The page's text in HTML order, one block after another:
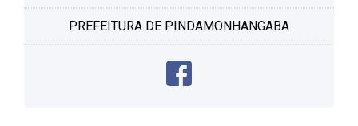
PREFEITURA DE PINDAMONHANGABA